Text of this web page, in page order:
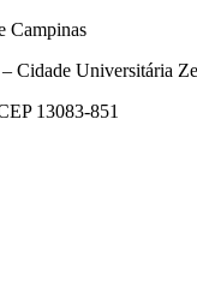
Campinas
Cidade Universitária
13083-851